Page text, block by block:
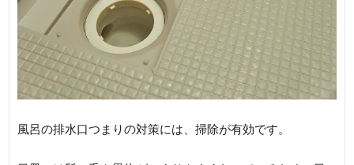
風呂の排水口つまりの対策には、掃除が有効です。